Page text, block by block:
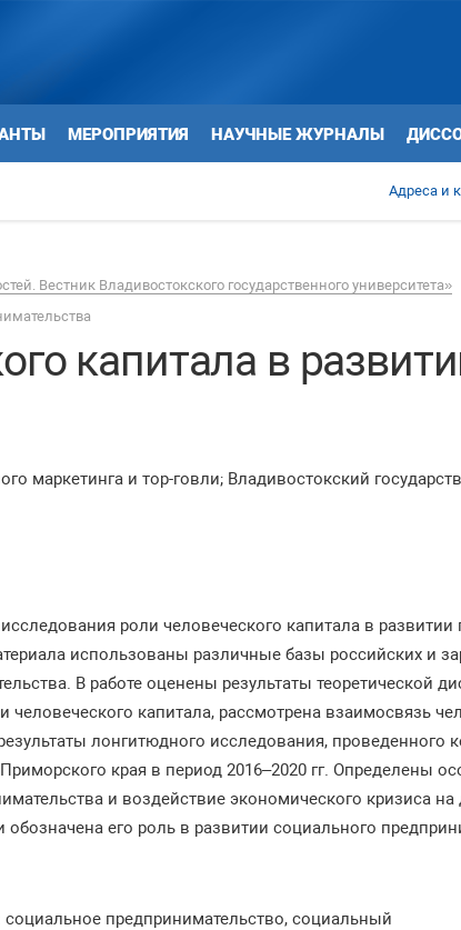
МЕРОПРИЯТИЯ НАУЧНЫЕ ЖУРНАЛЫ
Адреса и
Вестник Владивостокского государственного университета»
капитала в
маркетинга и тор-говли; Владивостокский
роли человеческого капитала в
использованы различные базы российских и
В работе оценены результаты теоретической
человеческого капитала, рассмотрена взаимосвязь
лонгитюдного исследования, проведенного
края в период 2016–2020 гг. Определены
и воздействие экономического кризиса на
его роль в развитии социального
предпринимательство, социальный